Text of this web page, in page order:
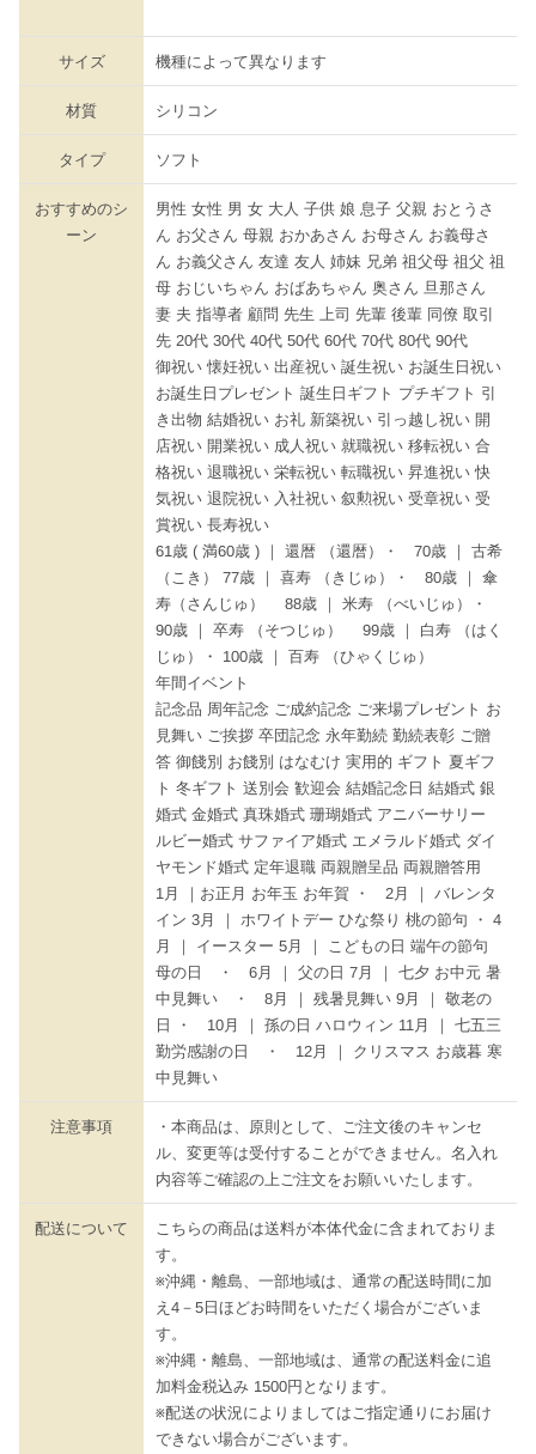
サイズ 機種によって異なります
材質 シリコン
タイプ ソフト
おすすめのシ
ーン
男性 女性 男 女 大人 子供 娘 息子 父親 おとうさ
ん お父さん 母親 おかあさん お母さん お義母さ
ん お義父さん 友達 友人 姉妹 兄弟 祖父母 祖父 祖
母 おじいちゃん おばあちゃん 奥さん 旦那さん
妻 夫 指導者 顧問 先生 上司 先輩 後輩 同僚 取引
先 20代 30代 40代 50代 60代 70代 80代 90代
御祝い 懐妊祝い 出産祝い 誕生祝い お誕生日祝い
お誕生日プレゼント 誕生日ギフト プチギフト 引
き出物 結婚祝い お礼 新築祝い 引っ越し祝い 開
店祝い 開業祝い 成人祝い 就職祝い 移転祝い 合
格祝い 退職祝い 栄転祝い 転職祝い 昇進祝い 快
気祝い 退院祝い 入社祝い 叙勲祝い 受章祝い 受
賞祝い 長寿祝い
61歳 ( 満60歳 ) ｜ 還暦 （還暦）・ 70歳 ｜ 古希
（こき） 77歳 ｜ 喜寿 （きじゅ）・ 80歳 ｜ 傘
寿（さんじゅ） 88歳 ｜ 米寿 （べいじゅ）・
90歳 ｜ 卒寿 （そつじゅ） 99歳 ｜ 白寿 （はく
じゅ）・ 100歳 ｜ 百寿 （ひゃくじゅ）
年間イベント
記念品 周年記念 ご成約記念 ご来場プレゼント お
見舞い ご挨拶 卒団記念 永年勤続 勤続表彰 ご贈
答 御餞別 お餞別 はなむけ 実用的 ギフト 夏ギフ
ト 冬ギフト 送別会 歓迎会 結婚記念日 結婚式 銀
婚式 金婚式 真珠婚式 珊瑚婚式 アニバーサリー
ルビー婚式 サファイア婚式 エメラルド婚式 ダイ
ヤモンド婚式 定年退職 両親贈呈品 両親贈答用
1月 ｜お正月 お年玉 お年賀 ・ 2月 ｜ バレンタ
イン 3月 ｜ ホワイトデー ひな祭り 桃の節句 ・ 4
月 ｜ イースター 5月 ｜ こどもの日 端午の節句
母の日 ・ 6月 ｜ 父の日 7月 ｜ 七夕 お中元 暑
中見舞い ・ 8月 ｜ 残暑見舞い 9月 ｜ 敬老の
日 ・ 10月 ｜ 孫の日 ハロウィン 11月 ｜ 七五三
勤労感謝の日 ・ 12月 ｜ クリスマス お歳暮 寒
中見舞い
注意事項
・本商品は、原則として、ご注文後のキャンセ
ル、変更等は受付することができません。名入れ
内容等ご確認の上ご注文をお願いいたします。
配送について
こちらの商品は送料が本体代金に含まれておりま
す。
※沖縄・離島、一部地域は、通常の配送時間に加
え4－5日ほどお時間をいただく場合がございま
す。
※沖縄・離島、一部地域は、通常の配送料金に追
加料金税込み 1500円となります。
※配送の状況によりましてはご指定通りにお届け
できない場合がございます。